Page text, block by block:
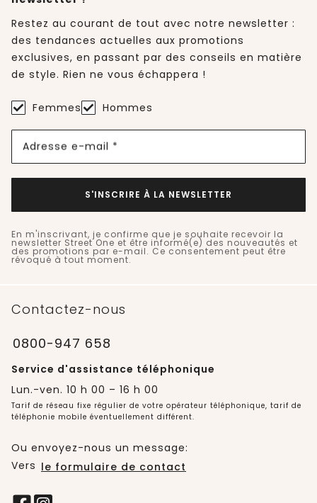
Restez au courant de tout avec notre newsletter :
des tendances actuelles aux promotions
exclusives, en passant par des conseils en matière
de style. Rien ne vous échappera !
Femmes Hommes
Adresse e-mail *
S'INSCRIRE À LA NEWSLETTER
En m'inscrivant, je confirme que je souhaite recevoir la
newsletter Street One et être informé(e) des nouveautés et
des promotions par e-mail. Ce consentement peut être
révoqué à tout moment.
Contactez-nous
0800-947 658
Service d'assistance téléphonique
Lun.-ven. 10 h 00 – 16 h 00
Tarif de réseau fixe régulier de votre opérateur téléphonique, tarif de
téléphonie mobile éventuellement différent.
Ou envoyez-nous un message:
Vers le formulaire de contact